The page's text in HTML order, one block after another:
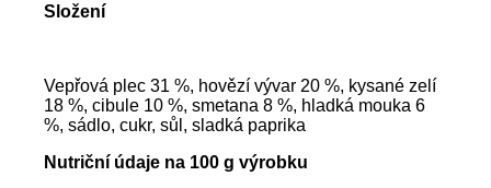
Složení
Vepřová plec 31 %, hovězí vývar 20 %, kysané zelí
18 %, cibule 10 %, smetana 8 %, hladká mouka 6
%, sádlo, cukr, sůl, sladká paprika
Nutriční údaje na 100 g výrobku